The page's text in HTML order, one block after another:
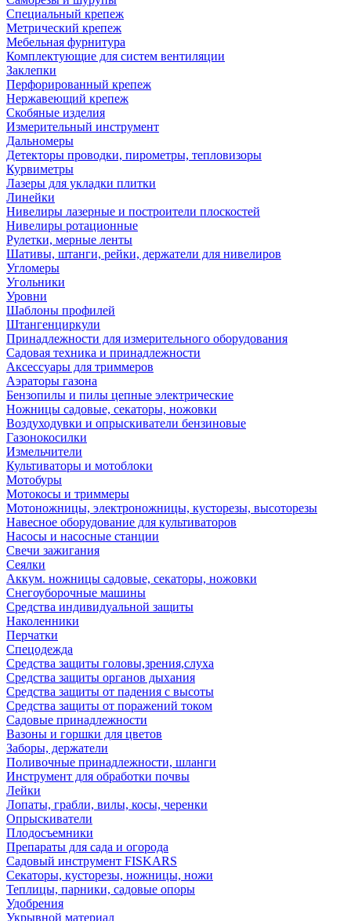
Специальный крепеж
Метрический крепеж
Мебельная фурнитура
Комплектующие для систем вентиляции
Заклепки
Перфорированный крепеж
Нержавеющий крепеж
Скобяные изделия
Измерительный инструмент
Дальномеры
Детекторы проводки, пирометры, тепловизоры
Курвиметры
Лазеры для укладки плитки
Линейки
Нивелиры лазерные и построители плоскостей
Нивелиры ротационные
Рулетки, мерные ленты
Шативы, штанги, рейки, держатели для нивелиров
Угломеры
Угольники
Уровни
Шаблоны профилей
Штангенциркули
Принадлежности для измерительного оборудования
Садовая техника и принадлежности
Аксессуары для триммеров
Аэраторы газона
Бензопилы и пилы цепные электрические
Ножницы садовые, секаторы, ножовки
Воздуходувки и опрыскиватели бензиновые
Газонокосилки
Измельчители
Культиваторы и мотоблоки
Мотобуры
Мотокосы и триммеры
Мотоножницы, электроножницы, кусторезы, высоторезы
Навесное оборудование для культиваторов
Насосы и насосные станции
Свечи зажигания
Сеялки
Аккум. ножницы садовые, секаторы, ножовки
Снегоуборочные машины
Средства индивидуальной защиты
Наколенники
Перчатки
Спецодежда
Средства защиты головы,зрения,слуха
Средства защиты органов дыхания
Средства защиты от падения с высоты
Средства защиты от поражений током
Садовые принадлежности
Вазоны и горшки для цветов
Заборы, держатели
Поливочные принадлежности, шланги
Инструмент для обработки почвы
Лейки
Лопаты, грабли, вилы, косы, черенки
Опрыскиватели
Плодосъемники
Препараты для сада и огорода
Садовый инструмент FISKARS
Секаторы, кусторезы, ножницы, ножи
Теплицы, парники, садовые опоры
Удобрения
Укрывной материал